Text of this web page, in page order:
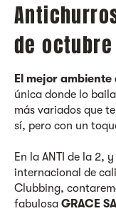
de
El mejor ambiente
única donde lo
más variados que
sí, pero con un
En la ANTI de la 2,
internacional de
Clubbing,
fabulosa GRACE